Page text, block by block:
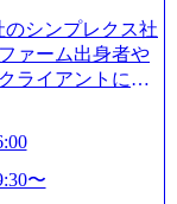
のシンプレクス社
ァーム出身者や
ライアントにと
ーム テクノロジ
DX時代におい
に最先端テクノ
〜